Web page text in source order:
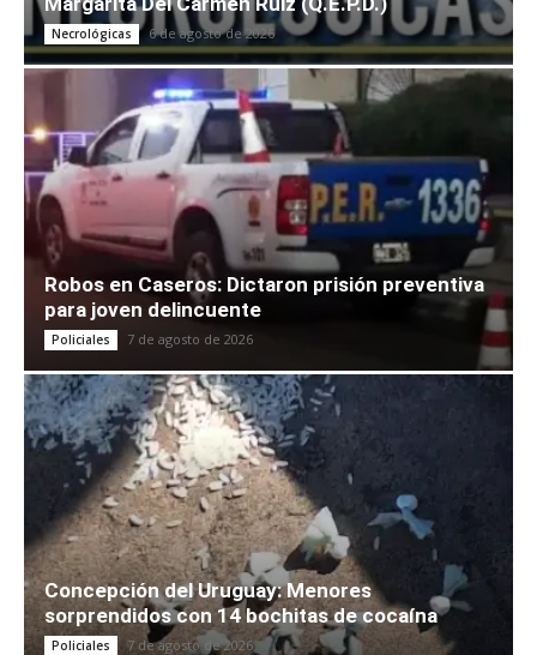
Necrológicas 6 de agosto de 2026
Robos en Caseros: Dictaron prisión preventiva
para joven delincuente
Policiales 7 de agosto de 2026
Concepción del Uruguay: Menores
sorprendidos con 14 bochitas de cocaína
Policiales 7 de agosto de 2026